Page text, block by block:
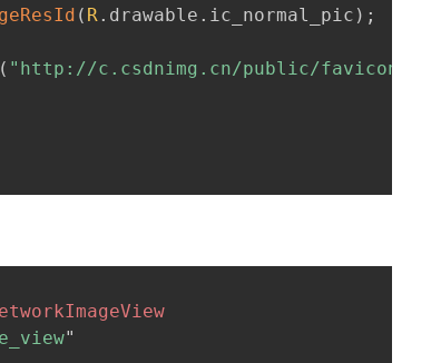
( R. drawable . ic_normal_pic ) ;
( "http://c.csdnimg.cn/public/
"